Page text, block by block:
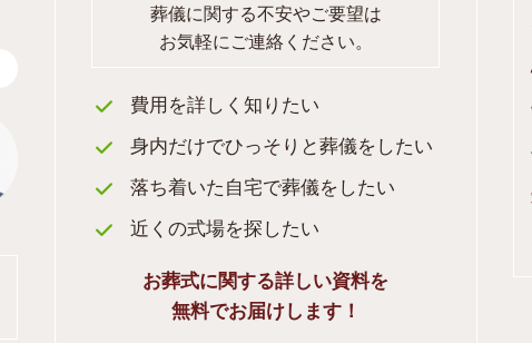
葬儀に関する不安やご要望は
お気軽にご連絡ください。
費用を詳しく知りたい
身内だけでひっそりと葬儀をしたい
落ち着いた自宅で葬儀をしたい
近くの式場を探したい
お葬式に関する詳しい資料を
無料でお届けします！